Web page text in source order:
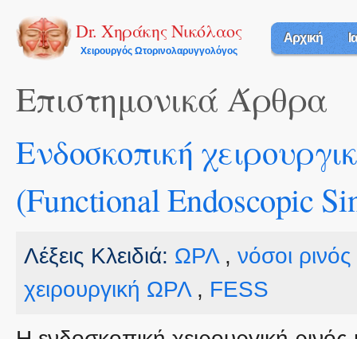
Dr. Χηράκης Νικόλαος
Χειρουργός Ωτορινολαρυγγολόγος
Αρχική
Επιστημονικά Άρθρα
Eνδοσκοπική
(Functional Endoscopic
Λέξεις Κλειδιά: ΩΡΛ, νόσοι
χειρουργική ΩΡΛ, FESS